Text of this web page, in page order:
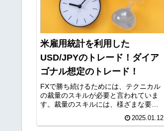
米雇用統計を利用した
USD/JPYのトレード！ダイア
ゴナル想定のトレード！
FXで勝ち続けるためには、テクニカル
の裁量のスキルが必要と言われていま
す。裁量のスキルには、様ざまな要素
がありますが、環境認識やライントレ
ードは重要な要素です。裁量のスキル
2025.01.12